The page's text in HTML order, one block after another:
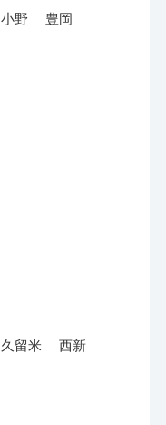
小野 豊岡
久留米 西新